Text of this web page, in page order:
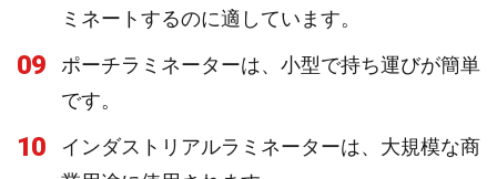
ミネートするのに適しています。
09
ポーチラミネーターは、小型で持ち運びが簡単
です。
10
インダストリアルラミネーターは、大規模な商